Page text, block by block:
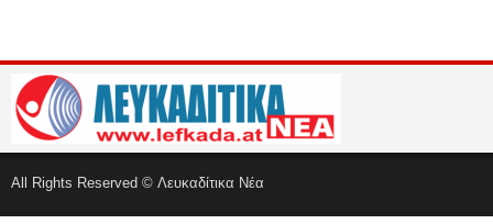
All Rights Reserved © Λευκαδίτικα Νέα